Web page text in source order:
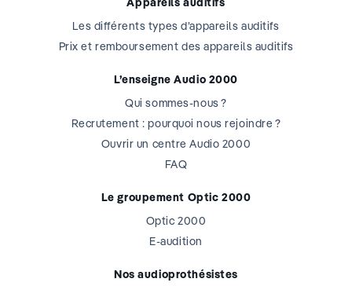
Les différents types d’appareils auditifs
Prix et remboursement des appareils auditifs
L’enseigne Audio 2000
Qui sommes-nous ?
Recrutement : pourquoi nous rejoindre ?
Ouvrir un centre Audio 2000
FAQ
Le groupement Optic 2000
Optic 2000
E-audition
Nos audioprothésistes